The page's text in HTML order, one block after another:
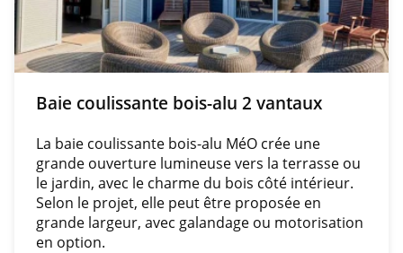
Baie coulissante bois-alu 2 vantaux
La baie coulissante bois-alu MéO crée une
grande ouverture lumineuse vers la terrasse ou
le jardin, avec le charme du bois côté intérieur.
Selon le projet, elle peut être proposée en
grande largeur, avec galandage ou motorisation
en option.